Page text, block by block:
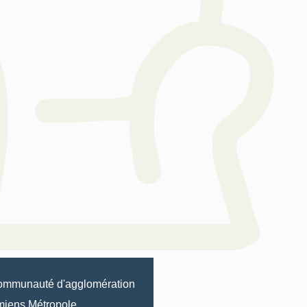
d'agglomération
Métropole